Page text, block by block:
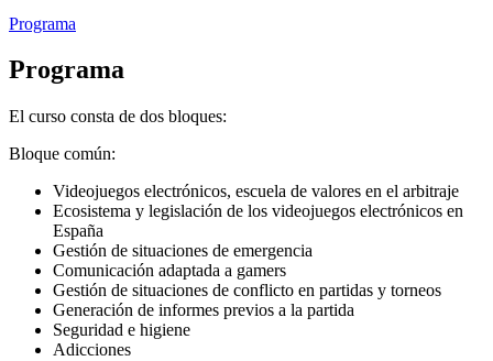
Programa
Programa
El curso consta de dos bloques:
Bloque común:
Videojuegos electrónicos, escuela de valores en el arbitraje
Ecosistema y legislación de los videojuegos electrónicos en
España
Gestión de situaciones de emergencia
Comunicación adaptada a gamers
Gestión de situaciones de conflicto en partidas y torneos
Generación de informes previos a la partida
Seguridad e higiene
Adicciones